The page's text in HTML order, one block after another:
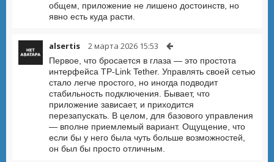
общем, приложение не лишено достоинств, но
явно есть куда расти.
alsertis 2 марта 2026 15:53
Первое, что бросается в глаза — это простота
интерфейса TP-Link Tether. Управлять своей сетью
стало легче простого, но иногда подводит
стабильность подключения. Бывает, что
приложение зависает, и приходится
перезапускать. В целом, для базового управления
— вполне приемлемый вариант. Ощущение, что
если бы у него была чуть больше возможностей,
он был бы просто отличным.